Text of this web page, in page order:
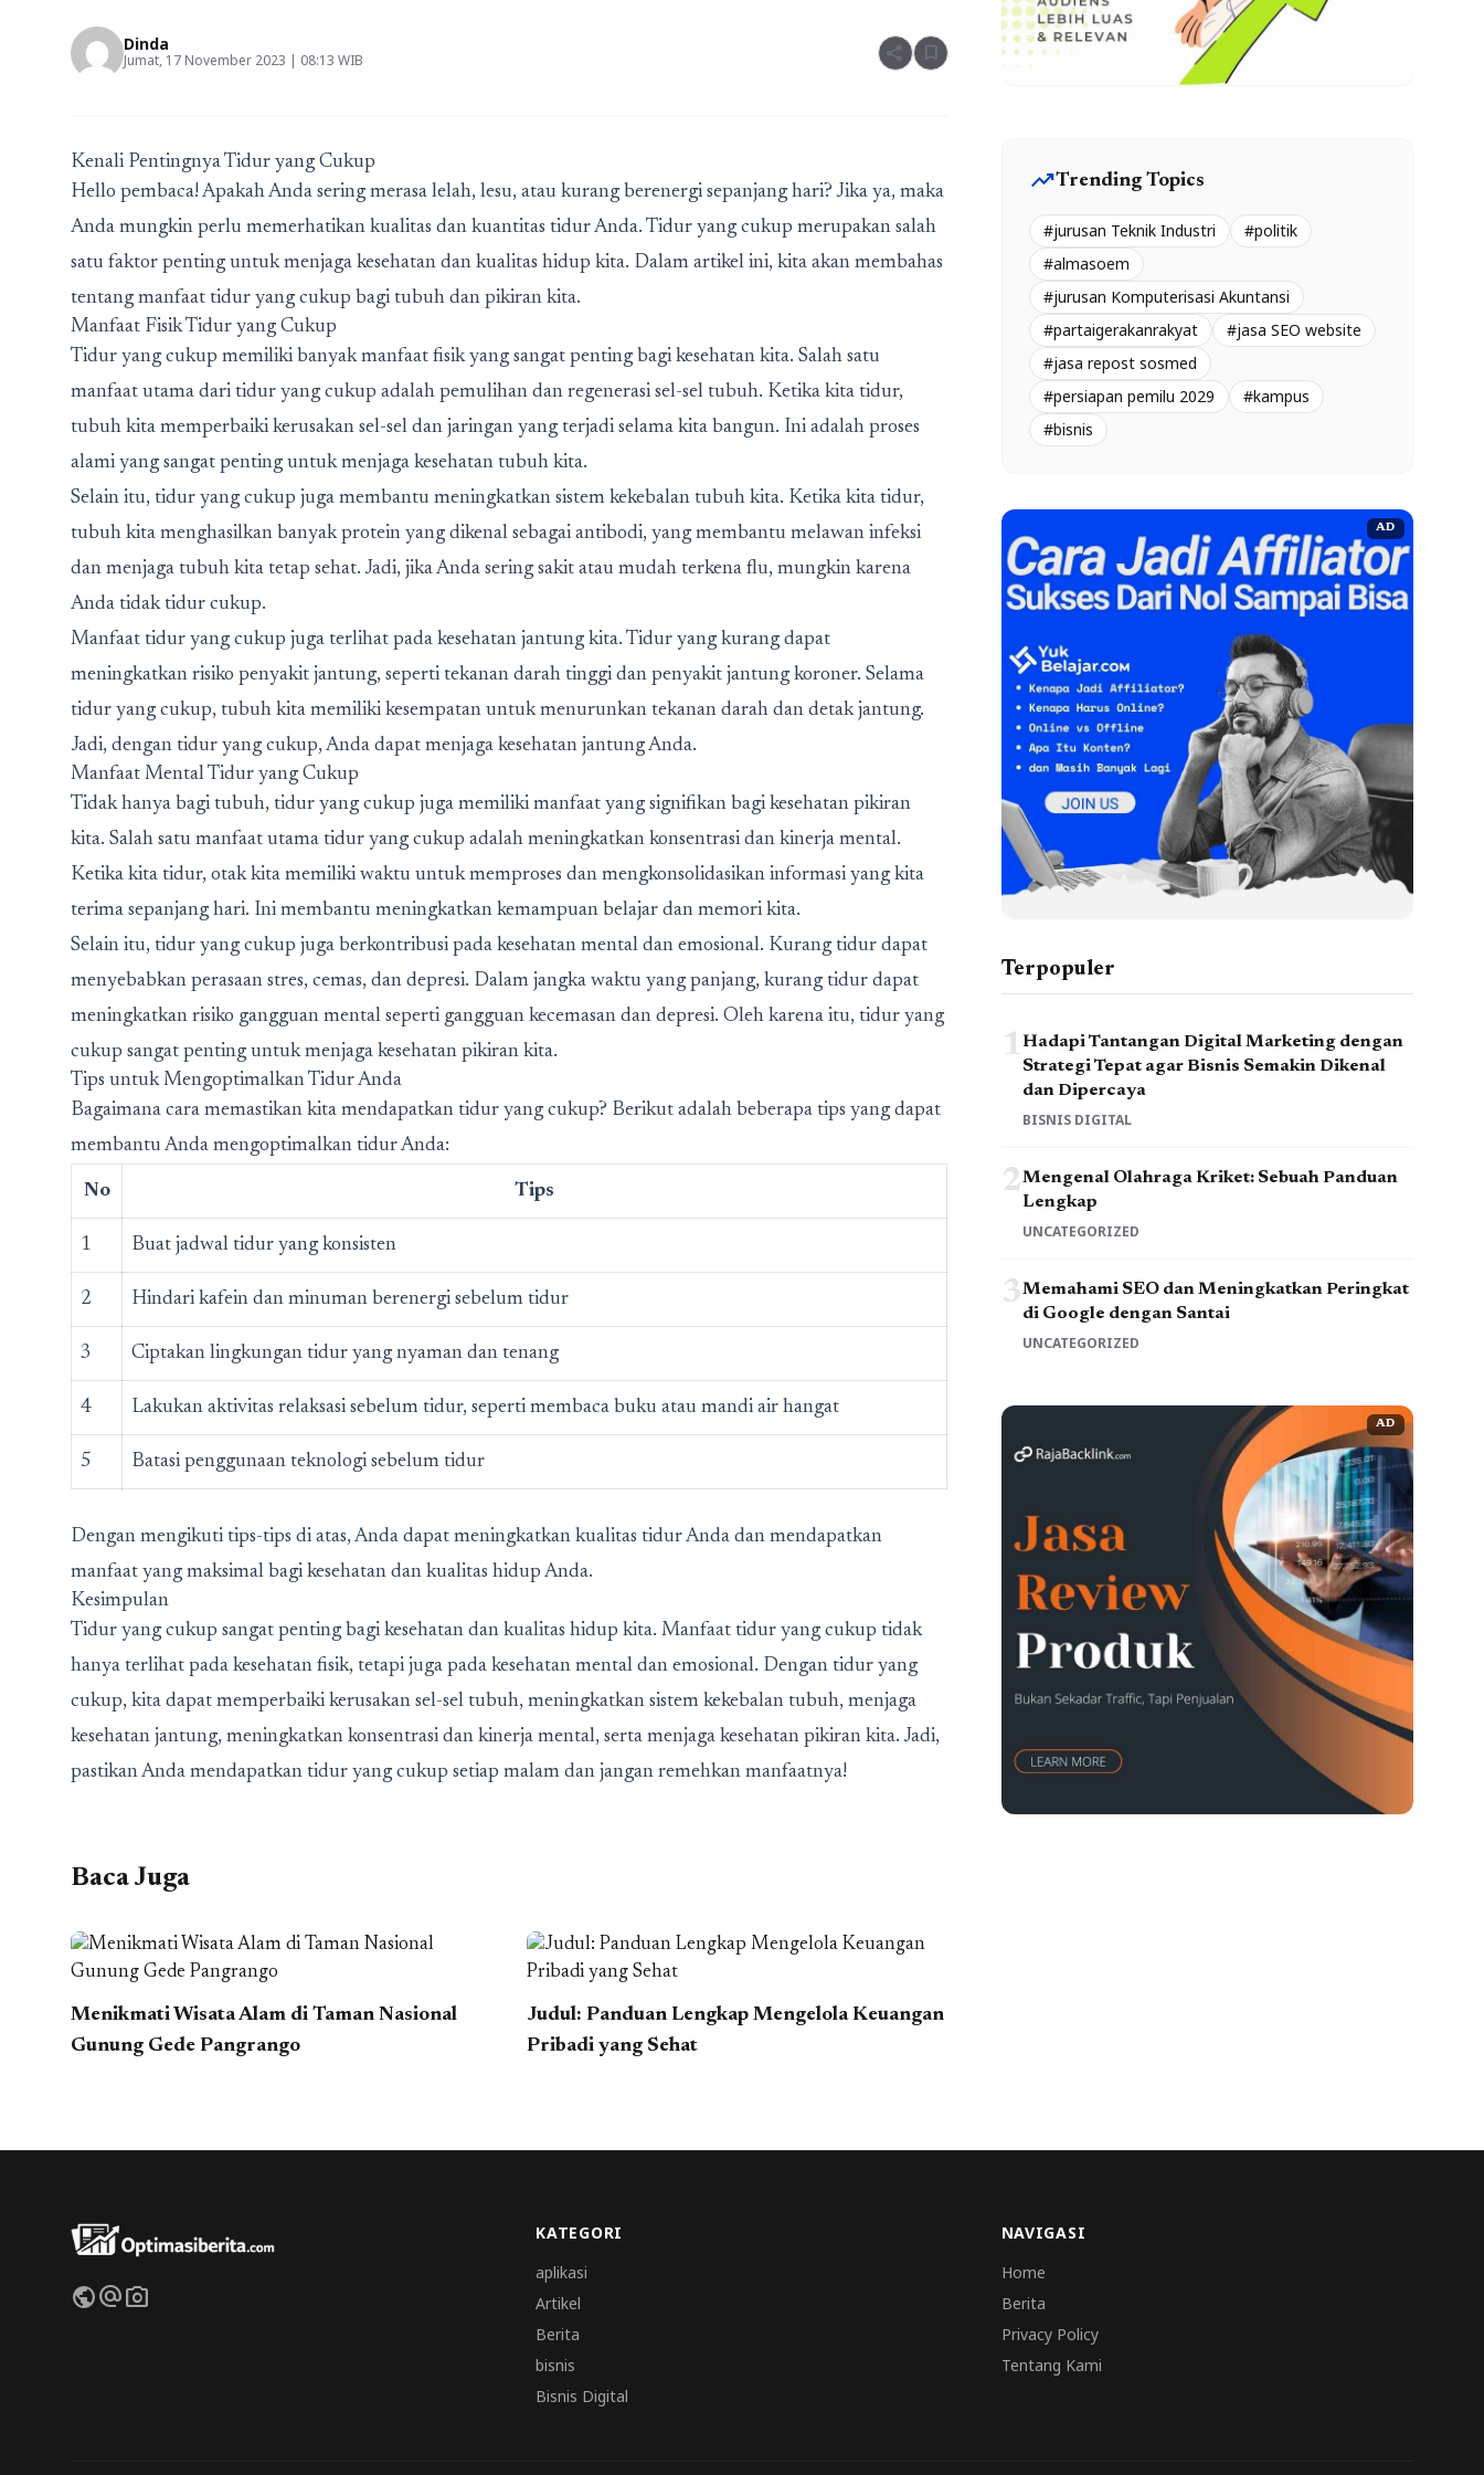
Dinda
Jumat, 17 November 2023 | 08:13 WIB share bookmark
Kenali Pentingnya Tidur yang Cukup
Hello pembaca! Apakah Anda sering merasa lelah, lesu, atau kurang berenergi sepanjang hari? Jika ya, maka
Anda mungkin perlu memerhatikan kualitas dan kuantitas tidur Anda. Tidur yang cukup merupakan salah
satu faktor penting untuk menjaga kesehatan dan kualitas hidup kita. Dalam artikel ini, kita akan membahas
tentang manfaat tidur yang cukup bagi tubuh dan pikiran kita.
Manfaat Fisik Tidur yang Cukup
Tidur yang cukup memiliki banyak manfaat fisik yang sangat penting bagi kesehatan kita. Salah satu
manfaat utama dari tidur yang cukup adalah pemulihan dan regenerasi sel-sel tubuh. Ketika kita tidur,
tubuh kita memperbaiki kerusakan sel-sel dan jaringan yang terjadi selama kita bangun. Ini adalah proses
alami yang sangat penting untuk menjaga kesehatan tubuh kita.
Selain itu, tidur yang cukup juga membantu meningkatkan sistem kekebalan tubuh kita. Ketika kita tidur,
tubuh kita menghasilkan banyak protein yang dikenal sebagai antibodi, yang membantu melawan infeksi
dan menjaga tubuh kita tetap sehat. Jadi, jika Anda sering sakit atau mudah terkena flu, mungkin karena
Anda tidak tidur cukup.
Manfaat tidur yang cukup juga terlihat pada kesehatan jantung kita. Tidur yang kurang dapat
meningkatkan risiko penyakit jantung, seperti tekanan darah tinggi dan penyakit jantung koroner. Selama
tidur yang cukup, tubuh kita memiliki kesempatan untuk menurunkan tekanan darah dan detak jantung.
Jadi, dengan tidur yang cukup, Anda dapat menjaga kesehatan jantung Anda.
Manfaat Mental Tidur yang Cukup
Tidak hanya bagi tubuh, tidur yang cukup juga memiliki manfaat yang signifikan bagi kesehatan pikiran
kita. Salah satu manfaat utama tidur yang cukup adalah meningkatkan konsentrasi dan kinerja mental.
Ketika kita tidur, otak kita memiliki waktu untuk memproses dan mengkonsolidasikan informasi yang kita
terima sepanjang hari. Ini membantu meningkatkan kemampuan belajar dan memori kita.
Selain itu, tidur yang cukup juga berkontribusi pada kesehatan mental dan emosional. Kurang tidur dapat
menyebabkan perasaan stres, cemas, dan depresi. Dalam jangka waktu yang panjang, kurang tidur dapat
meningkatkan risiko gangguan mental seperti gangguan kecemasan dan depresi. Oleh karena itu, tidur yang
cukup sangat penting untuk menjaga kesehatan pikiran kita.
Tips untuk Mengoptimalkan Tidur Anda
Bagaimana cara memastikan kita mendapatkan tidur yang cukup? Berikut adalah beberapa tips yang dapat
membantu Anda mengoptimalkan tidur Anda:
No Tips
1 Buat jadwal tidur yang konsisten
2 Hindari kafein dan minuman berenergi sebelum tidur
3 Ciptakan lingkungan tidur yang nyaman dan tenang
4 Lakukan aktivitas relaksasi sebelum tidur, seperti membaca buku atau mandi air hangat
5 Batasi penggunaan teknologi sebelum tidur
Dengan mengikuti tips-tips di atas, Anda dapat meningkatkan kualitas tidur Anda dan mendapatkan
manfaat yang maksimal bagi kesehatan dan kualitas hidup Anda.
Kesimpulan
Tidur yang cukup sangat penting bagi kesehatan dan kualitas hidup kita. Manfaat tidur yang cukup tidak
hanya terlihat pada kesehatan fisik, tetapi juga pada kesehatan mental dan emosional. Dengan tidur yang
cukup, kita dapat memperbaiki kerusakan sel-sel tubuh, meningkatkan sistem kekebalan tubuh, menjaga
kesehatan jantung, meningkatkan konsentrasi dan kinerja mental, serta menjaga kesehatan pikiran kita. Jadi,
pastikan Anda mendapatkan tidur yang cukup setiap malam dan jangan remehkan manfaatnya!
Baca Juga
Menikmati Wisata Alam di Taman Nasional
Gunung Gede Pangrango
Judul: Panduan Lengkap Mengelola Keuangan
Pribadi yang Sehat
trending_upTrending Topics
#jurusan Teknik Industri
#politik
#almasoem
#jurusan Komputerisasi Akuntansi
#partaigerakanrakyat
#jasa SEO website
#jasa repost sosmed
#persiapan pemilu 2029
#kampus
#bisnis
AD
Terpopuler
1Hadapi Tantangan Digital Marketing dengan
Strategi Tepat agar Bisnis Semakin Dikenal
dan Dipercaya
BISNIS DIGITAL
2Mengenal Olahraga Kriket: Sebuah Panduan
Lengkap
UNCATEGORIZED
3Memahami SEO dan Meningkatkan Peringkat
di Google dengan Santai
UNCATEGORIZED
AD
publicalternate_emailphoto_camera
KATEGORI
aplikasi
Artikel
Berita
bisnis
Bisnis Digital
NAVIGASI
Home
Berita
Privacy Policy
Tentang Kami